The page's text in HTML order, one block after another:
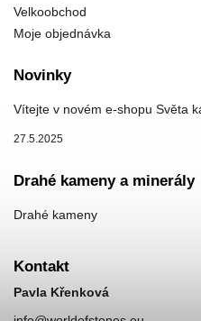
Velkoobchod
Moje objednávka
Novinky
Vítejte v novém e-shopu Světa
27.5.2025
Drahé kameny a minerály
Drahé kameny
Kontakt
Pavla Křenková